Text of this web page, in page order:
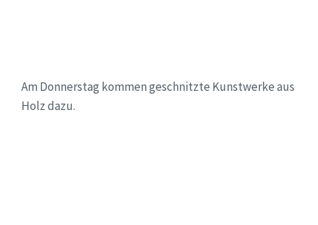
Am Donnerstag kommen geschnitzte Kunstwerke aus
Holz dazu.